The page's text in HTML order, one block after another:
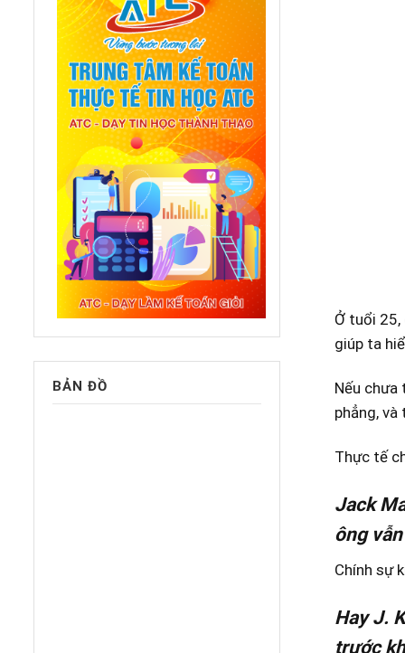
BẢN ĐỒ
Ở tuổi
giúp ta
Nếu chưa
phẳng,
Thực tế
Jack
ông
Chính sự
Hay J.
trước